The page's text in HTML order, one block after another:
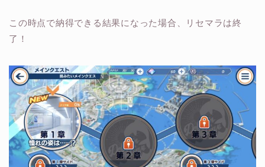
この時点で納得できる結果になった場合、リセマラは終
了！